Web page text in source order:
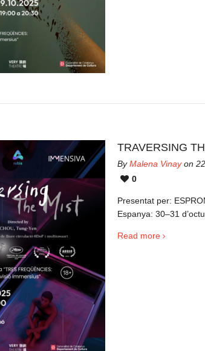
TRAVERSING
ByMalena Vinayon
0
Presentat per:
Espanya: 30–31
Read more